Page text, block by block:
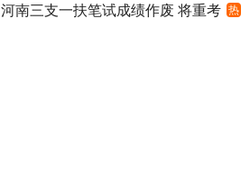
河南三支一扶笔试成绩作废 将重考 热